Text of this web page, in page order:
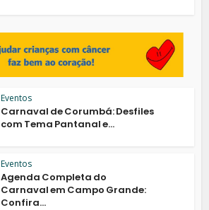
Eventos
Carnaval de Corumbá: Desfiles
com Tema Pantanal e...
Eventos
Agenda Completa do
Carnaval em Campo Grande:
Confira...